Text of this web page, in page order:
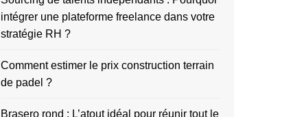
intégrer une plateforme freelance dans votre
stratégie RH ?
Comment estimer le prix construction terrain
de padel ?
Brasero rond : L’atout idéal pour réunir tout le